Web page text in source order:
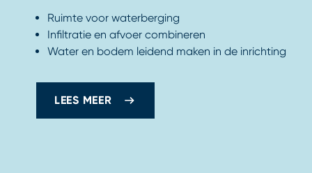
Ruimte voor waterberging
Infiltratie en afvoer combineren
Water en bodem leidend maken in de inrichting
LEES MEER